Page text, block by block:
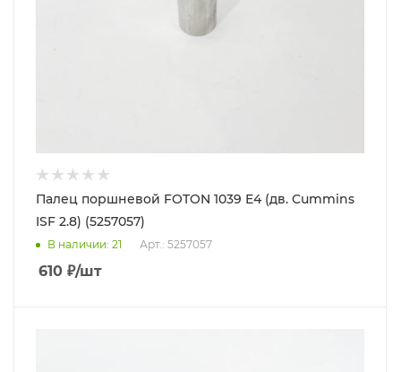
Палец поршневой FOTON 1039 Е4 (дв. Cummins
ISF 2.8) (5257057)
В наличии: 21 Арт.: 5257057
610 ₽/шт